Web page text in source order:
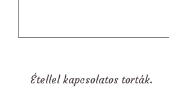
Étellel kapcsolatos torták.